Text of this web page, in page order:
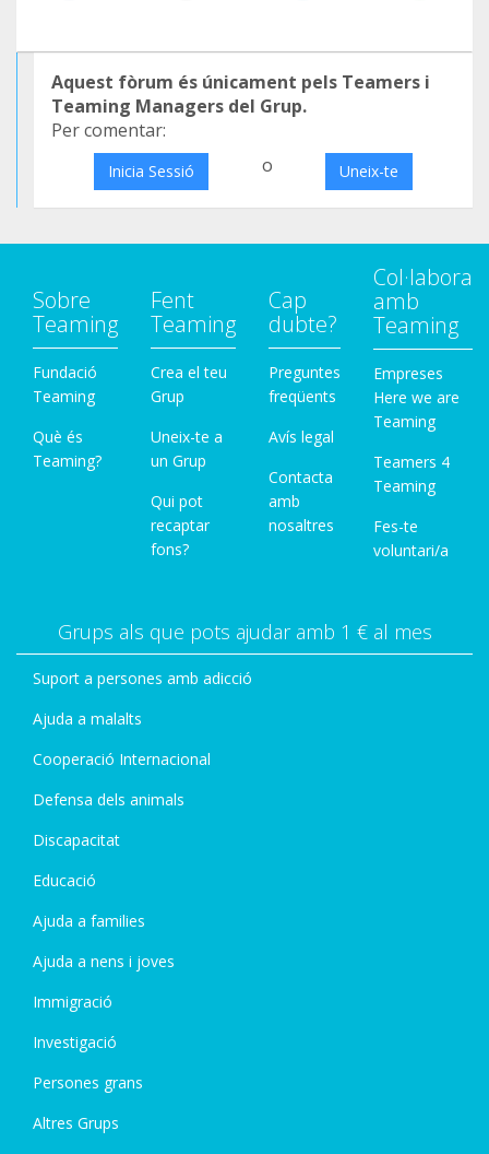
Aquest fòrum és únicament pels Teamers i
Teaming Managers del Grup.
Per comentar:
Inicia Sessió o Uneix-te
Sobre
Teaming
Fundació
Teaming
Què és
Teaming?
Fent
Teaming
Crea el teu
Grup
Uneix-te a
un Grup
Qui pot
recaptar
fons?
Cap
dubte?
Preguntes
freqüents
Avís legal
Contacta
amb
nosaltres
Col·labora
amb
Teaming
Empreses
Here we are
Teaming
Teamers 4
Teaming
Fes-te
voluntari/a
Grups als que pots ajudar amb 1 € al mes
Suport a persones amb adicció
Ajuda a malalts
Cooperació Internacional
Defensa dels animals
Discapacitat
Educació
Ajuda a families
Ajuda a nens i joves
Immigració
Investigació
Persones grans
Altres Grups